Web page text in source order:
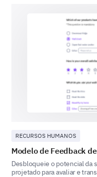
Primeiros socorros
Perigos no local
Outros:
RECURSOS HUMANOS
Modelo de Feedback
Desbloqueie o potencial da
projetado para avaliar e